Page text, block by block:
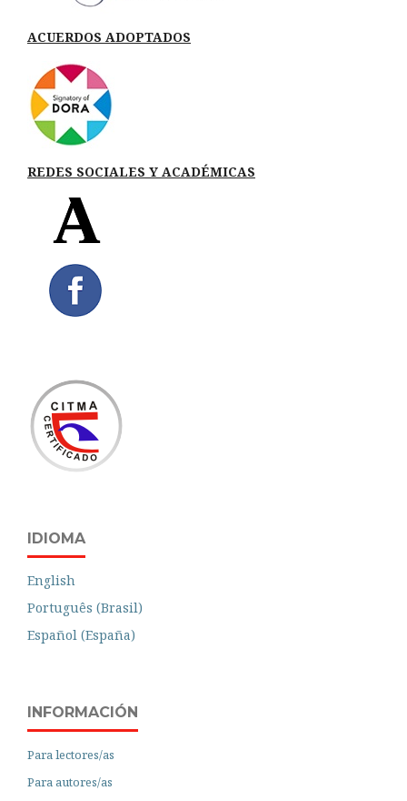
ACUERDOS ADOPTADOS
REDES SOCIALES Y ACADÉMICAS
IDIOMA
English
Português (Brasil)
Español (España)
INFORMACIÓN
Para lectores/as
Para autores/as